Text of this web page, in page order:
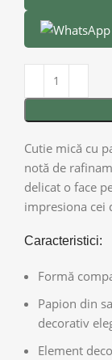
Cutie mică cu
notă de
delicat o face
impresiona cei
Caracteristici:
Formă
Papion din
decorativ
Element